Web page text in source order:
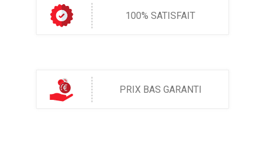
100% SATISFAIT
PRIX BAS GARANTI